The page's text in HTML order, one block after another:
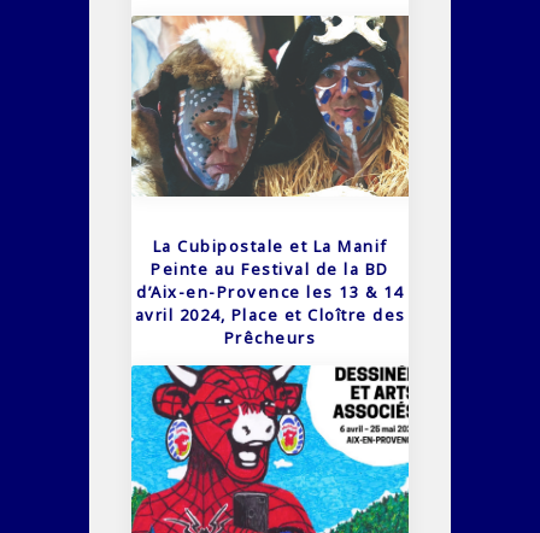
La Cubipostale et La Manif
Peinte au Festival de la BD
d’Aix-en-Provence les 13 & 14
avril 2024, Place et Cloître des
Prêcheurs